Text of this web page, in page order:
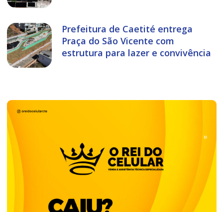
Prefeitura de Caetité entrega
Praça do São Vicente com
estrutura para lazer e convivência